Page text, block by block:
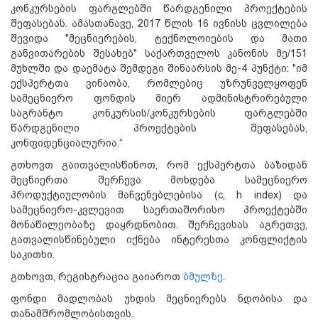
კონკურსების ფარგლებში წარდგენილი პროექტების
შეფასებას. ამასთანავე, 2017 წლის 16 ივნისს ცვლილება
შევიდა "მეცნიერების, ტექნოლოიების და მათი
განვითარების შესახებ" საქართველოს კანონის მე/151
მუხლში და დაემატა შემდეგი შინაარსის მე-4 პუნქტი: "იმ
ექსპერტთა ვინაობა, რომლებიც უზრუნველყოფენ
სამეცნიერო ფონდის მიერ ადმინისტრირებული
საგრანტო კონკურსის/კონკურსების ფარგლებში
წარდგენილი პროექტების შეფასებას,
კონფიდენციალურია.“
გთხოვთ გაითვალისწინოთ, რომ ექსპერტთა ბაზიდან
მეცნიერთა შერჩევა მოხდება სამეცნიერო
პროდუქტიულობის მაჩვენებლებისა (c, h index) და
სამეცნიერო-კვლევით საერთაშორისო პროექტებში
მონაწილეობაზე დაყრდნობით. შერჩევისას აგრეთვე,
გათვალისწინებული იქნება ინტერესთა კონფლიქტის
საკითხი.
გთხოვთ, რეგისტრაცია გაიაროთ ბმულზე
ფონდი მადლობას უხდის მეცნიერებს ნდობისა და
თანამშრომლობისთვის.